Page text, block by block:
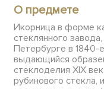
О предмете
Икорница в форме
стеклянного
Петербурге в 1840-
выдающийся
стеклоделия XIX
рубинового стекла,